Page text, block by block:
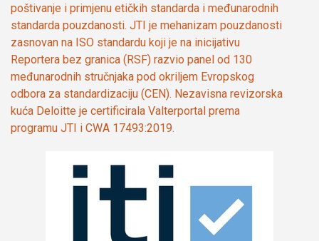
poštivanje i primjenu etičkih standarda i međunarodnih
standarda pouzdanosti. JTI je mehanizam pouzdanosti
zasnovan na ISO standardu koji je na inicijativu
Reportera bez granica (RSF) razvio panel od 130
međunarodnih stručnjaka pod okriljem Evropskog
odbora za standardizaciju (CEN). Nezavisna revizorska
kuća Deloitte je certificirala Valterportal prema
programu JTI i CWA 17493:2019.